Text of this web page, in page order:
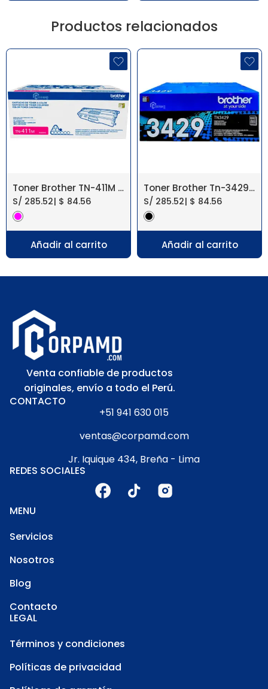
Productos relacionados
Toner Brother TN-411M MFC-L8900CDW
S/ 285.52| $ 84.56
Añadir al carrito
Toner Brother Tn-3429 Hl-l5100dn, Dcpl5650dn
S/ 285.52| $ 84.56
Añadir al carrito
Venta confiable de productos
originales, envío a todo el Perú.
CONTACTO
+51 941 630 015
ventas@corpamd.com
Jr. Iquique 434, Breña - Lima
REDES SOCIALES
MENU
Servicios
Nosotros
Blog
Contacto
LEGAL
Términos y condiciones
Políticas de privacidad